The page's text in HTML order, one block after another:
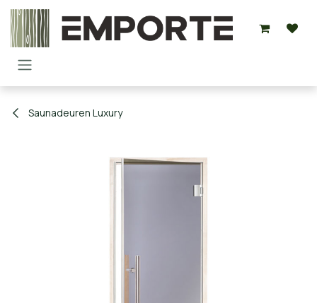
Overslaan naar inhoud
Saunadeuren Luxury